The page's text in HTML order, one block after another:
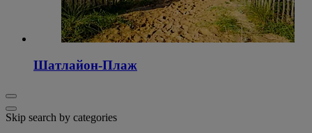
Шатлайон-Плаж
Skip search by categories